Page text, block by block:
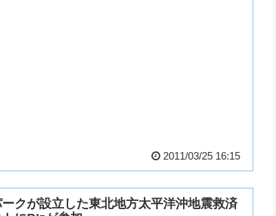
2011/03/25 16:15
ークが設立した東北地方太平洋沖地震救済